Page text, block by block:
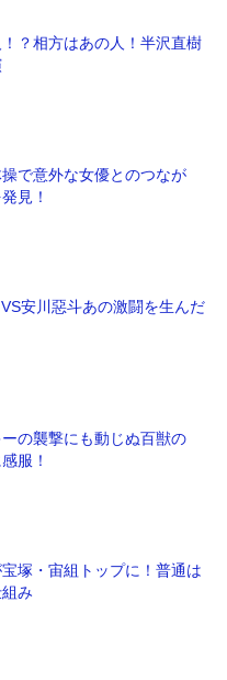
？相方はあの人！半沢直樹
で意外な女優とのつなが
見！
安川惡斗あの激闘を生んだ
ーの襲撃にも動じぬ百獣の
服！
塚・宙組トップに！普通は
み